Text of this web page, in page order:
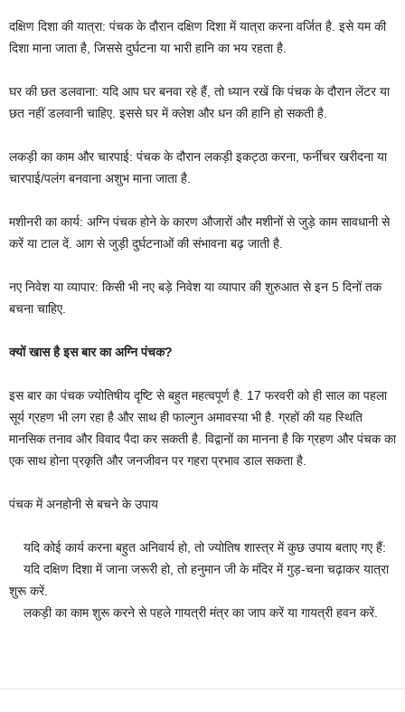
दक्षिण दिशा की यात्रा: पंचक के दौरान दक्षिण दिशा में यात्रा करना वर्जित है. इसे यम की
दिशा माना जाता है, जिससे दुर्घटना या भारी हानि का भय रहता है.
घर की छत डलवाना: यदि आप घर बनवा रहे हैं, तो ध्यान रखें कि पंचक के दौरान लेंटर या
छत नहीं डलवानी चाहिए. इससे घर में क्लेश और धन की हानि हो सकती है.
लकड़ी का काम और चारपाई: पंचक के दौरान लकड़ी इकट्ठा करना, फर्नीचर खरीदना या
चारपाई/पलंग बनवाना अशुभ माना जाता है.
मशीनरी का कार्य: अग्नि पंचक होने के कारण औजारों और मशीनों से जुड़े काम सावधानी से
करें या टाल दें. आग से जुड़ी दुर्घटनाओं की संभावना बढ़ जाती है.
नए निवेश या व्यापार: किसी भी नए बड़े निवेश या व्यापार की शुरुआत से इन 5 दिनों तक
बचना चाहिए.
क्यों खास है इस बार का अग्नि पंचक?
इस बार का पंचक ज्योतिषीय दृष्टि से बहुत महत्वपूर्ण है. 17 फरवरी को ही साल का पहला
सूर्य ग्रहण भी लग रहा है और साथ ही फाल्गुन अमावस्या भी है. ग्रहों की यह स्थिति
मानसिक तनाव और विवाद पैदा कर सकती है. विद्वानों का मानना है कि ग्रहण और पंचक का
एक साथ होना प्रकृति और जनजीवन पर गहरा प्रभाव डाल सकता है.
पंचक में अनहोनी से बचने के उपाय
यदि कोई कार्य करना बहुत अनिवार्य हो, तो ज्योतिष शास्त्र में कुछ उपाय बताए गए हैं:
यदि दक्षिण दिशा में जाना जरूरी हो, तो हनुमान जी के मंदिर में गुड़-चना चढ़ाकर यात्रा
शुरू करें.
लकड़ी का काम शुरू करने से पहले गायत्री मंत्र का जाप करें या गायत्री हवन करें.